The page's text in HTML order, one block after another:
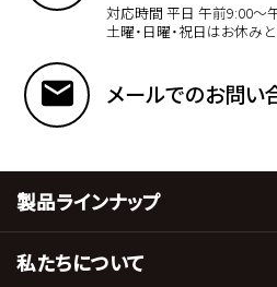
対応時間 平日 午前9:00〜
土曜・日曜・祝日はお休み
メールでのお問い
製品ラインナップ
私たちについて